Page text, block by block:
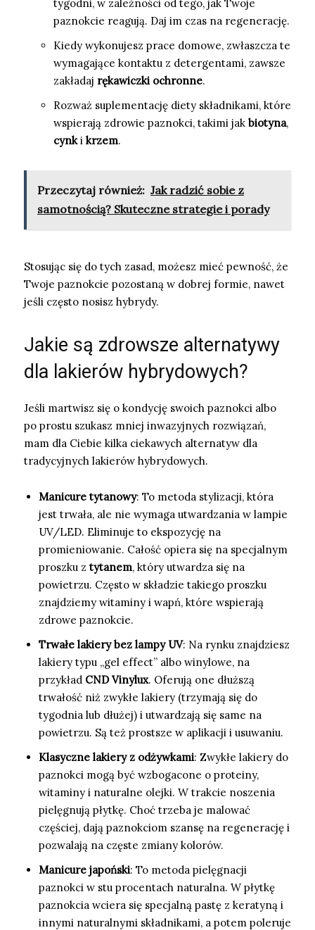
tygodni, w zależności od tego, jak Twoje
paznokcie reagują. Daj im czas na regenerację.
Kiedy wykonujesz prace domowe, zwłaszcza te
wymagające kontaktu z detergentami, zawsze
zakładaj rękawiczki ochronne.
Rozważ suplementację diety składnikami, które
wspierają zdrowie paznokci, takimi jak biotyna,
cynki krzem.
Przeczytaj również: Jak radzić sobie z
samotnością? Skuteczne strategie i porady
Stosując się do tych zasad, możesz mieć pewność, że
Twoje paznokcie pozostaną w dobrej formie, nawet
jeśli często nosisz hybrydy.
Jakie są zdrowsze alternatywy
dla lakierów hybrydowych?
Jeśli martwisz się o kondycję swoich paznokci albo
po prostu szukasz mniej inwazyjnych rozwiązań,
mam dla Ciebie kilka ciekawych alternatyw dla
tradycyjnych lakierów hybrydowych.
Manicure tytanowy: To metoda stylizacji, która
jest trwała, ale nie wymaga utwardzania w lampie
UV/LED. Eliminuje to ekspozycję na
promieniowanie. Całość opiera się na specjalnym
proszku z tytanem, który utwardza się na
powietrzu. Często w składzie takiego proszku
znajdziemy witaminy i wapń, które wspierają
zdrowe paznokcie.
Trwałe lakiery bez lampy UV: Na rynku znajdziesz
lakiery typu „gel effect” albo winylowe, na
przykład CND Vinylux. Oferują one dłuższą
trwałość niż zwykłe lakiery (trzymają się do
tygodnia lub dłużej) i utwardzają się same na
powietrzu. Są też prostsze w aplikacji i usuwaniu.
Klasyczne lakiery z odżywkami: Zwykłe lakiery do
paznokci mogą być wzbogacone o proteiny,
witaminy i naturalne olejki. W trakcie noszenia
pielęgnują płytkę. Choć trzeba je malować
częściej, dają paznokciom szansę na regenerację i
pozwalają na częste zmiany kolorów.
Manicure japoński: To metoda pielęgnacji
paznokci w stu procentach naturalna. W płytkę
paznokcia wciera się specjalną pastę z keratyną i
innymi naturalnymi składnikami, a potem poleruje